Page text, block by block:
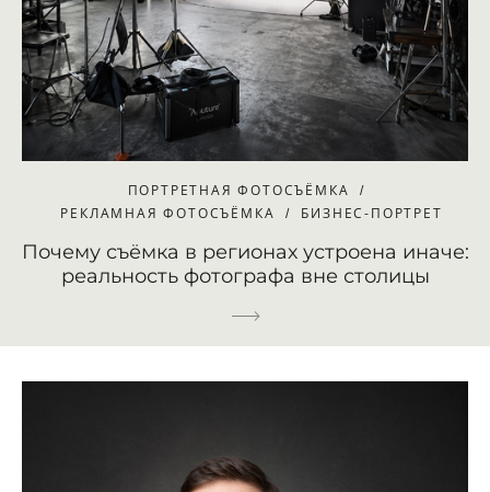
ПОРТРЕТНАЯ ФОТОСЪЁМКА
РЕКЛАМНАЯ ФОТОСЪЁМКА
БИЗНЕС-ПОРТРЕТ
Почему съёмка в регионах устроена иначе:
реальность фотографа вне столицы